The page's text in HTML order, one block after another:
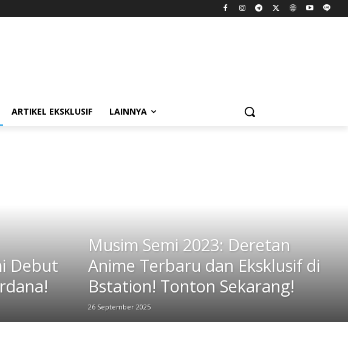
ARTIKEL EKSKLUSIF LAINNYA
Debut
Musim Semi 2023: Deretan
Anime Terbaru dan Eksklusif di
Bstation! Tonton Sekarang!
26 September 2025